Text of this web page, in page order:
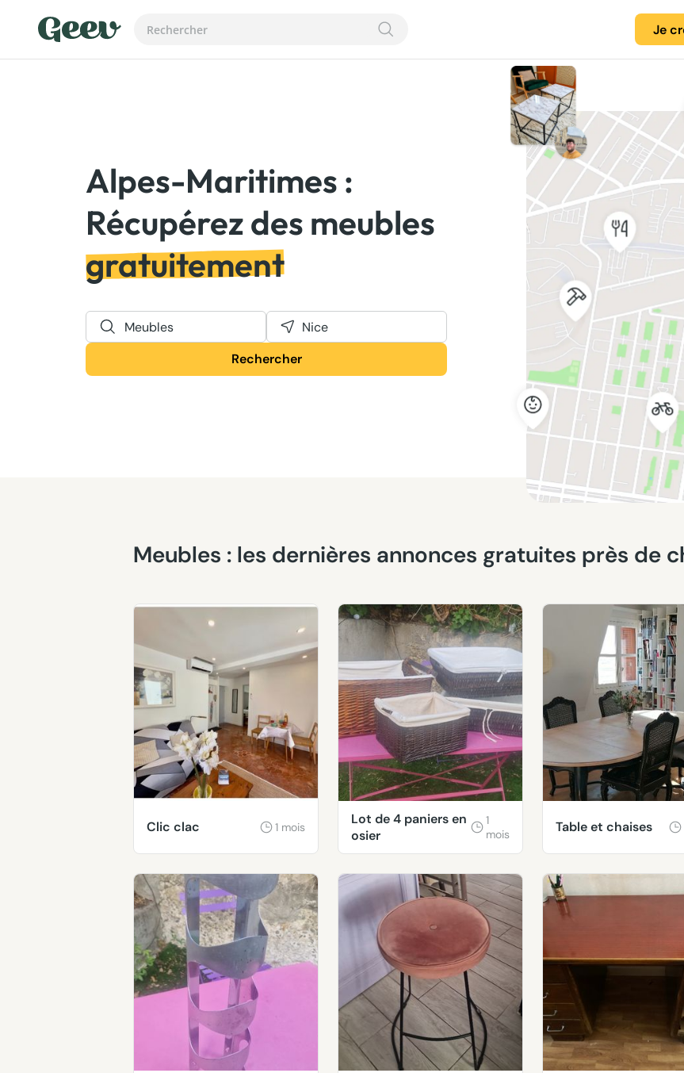
Je
Alpes-Maritimes :
gratuitement
Meubles
Nice
Rechercher
Meubles : les dernières annonces gratuites près de
Clic clac 1 mois
Lot de 4 paniers en
osier
1
mois
Table et chaises